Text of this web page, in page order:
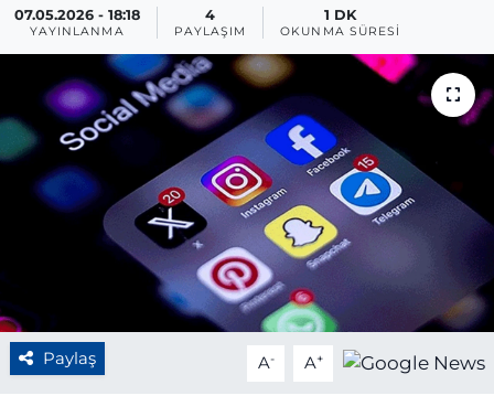
07.05.2026 - 18:18
YAYINLANMA
4
PAYLAŞIM
1 DK
OKUNMA SÜRESI
Paylaş A- A+
BÖLGE
YAŞAM
DÜNYA
GENEL
GÜNCEL
RESMİ İLAN